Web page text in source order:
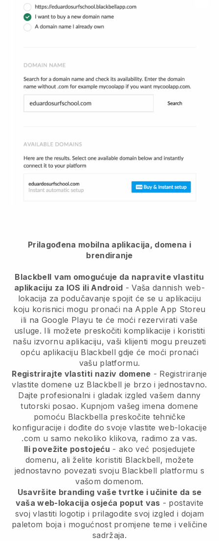
Prilagođena mobilna aplikacija, domena i
brendiranje
Blackbell vam omogućuje da napravite vlastitu
aplikaciju za IOS ili Android -Vaša dannish web-
lokacija za podučavanje spojit će se u aplikaciju
koju korisnici mogu pronaći na Apple App Storeu
ili na Google Playu te će moći rezervirati vaše
usluge. Ili možete preskočiti komplikacije i koristiti
našu izvornu aplikaciju, vaši klijenti mogu preuzeti
opću aplikaciju Blackbell gdje će moći pronaći
vašu platformu.
Registrirajte vlastiti naziv domene - Registriranje
vlastite domene uz Blackbell je brzo i jednostavno.
Dajte profesionalni i gladak izgled vašem danny
tutorski posao. Kupnjom vašeg imena domene
pomoću Blackbella preskočite tehničke
konfiguracije i dođite do svoje vlastite web-lokacije
.com u samo nekoliko klikova, radimo za vas.
Ili povežite postojeću - ako već posjedujete
domenu, ali želite koristiti Blackbell, možete
jednostavno povezati svoju Blackbell platformu s
vašom domenom.
Usavršite branding vaše tvrtke i učinite da se
vaša web-lokacija osjeća poput vas - postavite
svoj vlastiti logotip i prilagodite svoj izgled i dojam
paletom boja i mogućnost promjene teme i veličine
sadržaja.